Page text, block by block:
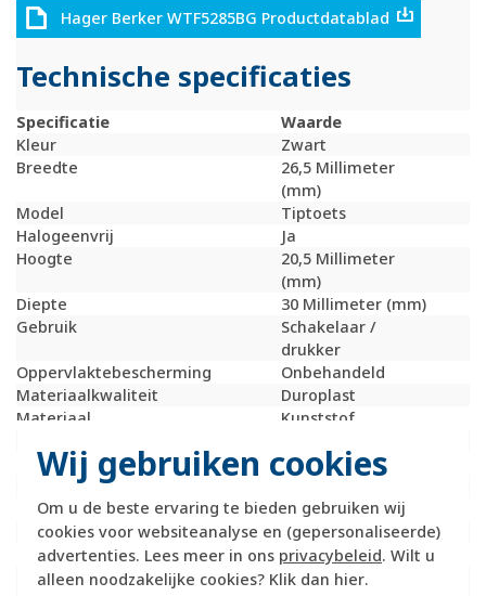
Wij gebruiken cookies
Om u de beste ervaring te bieden gebruiken wij
cookies voor websiteanalyse en (gepersonaliseerde)
advertenties. Lees meer in ons privacybeleid. Wilt u
alleen noodzakelijke cookies? Klik dan hier.
Hager Berker WTF5285BG Productdatablad
Technische specificaties
Specificatie
Waarde
Kleur
Zwart
Breedte
26,5 Millimeter
(mm)
Model
Tiptoets
Halogeenvrij
Ja
Hoogte
20,5 Millimeter
(mm)
Diepte
30 Millimeter (mm)
Gebruik
Schakelaar /
drukker
Oppervlaktebescherming
Onbehandeld
Materiaalkwaliteit
Duroplast
Materiaal
Kunststof
Opdruk/indicatie
Geen
Controlevenster/verlicht
RAL-nummer (vergelijkbaar)
9005
Slagvastheid
IK02
Met indicatieveld
Nee
Met verwisselbare
Nee